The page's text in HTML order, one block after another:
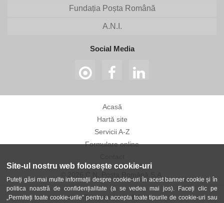
Site-ul nostru web folosește cookie-uri
Puteți găsi mai multe informații despre cookie-uri în acest banner cookie și în
politica noastră de confidențialitate (a se vedea mai jos). Faceți clic pe
„Permiteți toate cookie-urile” pentru a accepta toate tipurile de cookie-uri sau
Fundația Poșta Română
A.N.I.
Social Media
Acasă
Hartă site
Servicii A-Z
Formulare online
Termeni și condiții